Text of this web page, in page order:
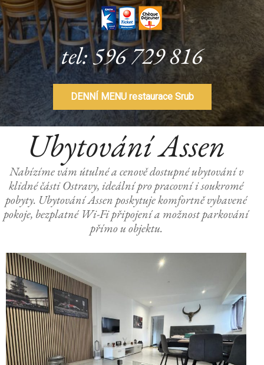
tel: 596 729 816
DENNÍ MENU restaurace Srub
Ubytování Assen
Nabízíme vám útulné a cenově dostupné ubytování v
klidné části Ostravy, ideální pro pracovní i soukromé
pobyty. Ubytování Assen poskytuje komfortně vybavené
pokoje, bezplatné Wi-Fi připojení a možnost parkování
přímo u objektu.